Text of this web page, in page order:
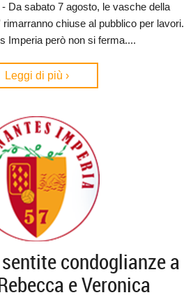
Da sabato 7 agosto, le vasche della
chiuse al pubblico per lavori.
Imperia però non si ferma....
Leggi di più ›
condoglianze a
e Veronica